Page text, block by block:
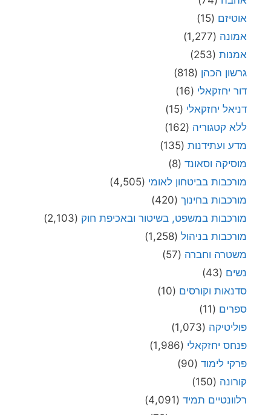
אוטיזם (15)
אמונה (1,277)
אמנות (253)
גרשון הכהן (818)
דור יחזקאלי (16)
דניאל יחזקאלי (15)
ללא קטגוריה (162)
מדע ועתידנות (135)
מוסיקה וסאונד (8)
מורכבות בביטחון לאומי (4,505)
מורכבות בחינוך (420)
מורכבות במשפט, בשיטור ובאכיפת חוק (2,103)
מורכבות בניהול (1,258)
משטרה וחברה (57)
נשים (43)
סדנאות וקורסים (10)
ספרים (11)
פוליטיקה (1,073)
פנחס יחזקאלי (1,986)
פרקי לימוד (90)
קורונה (150)
רלוונטיים תמיד (4,091)